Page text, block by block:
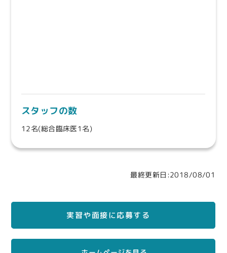
スタッフの数
12名(総合臨床医1名)
最終更新日:2018/08/01
実習や面接に応募する